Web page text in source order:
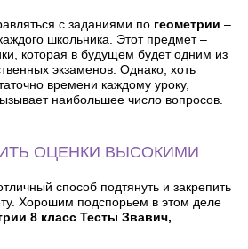
с заданиями по геометрии –
школьника. Этот предмет –
которая в будущем будет одним из
экзаменов. Однако, хоть
времени каждому уроку,
наибольшее число вопросов.
ОЦЕНКИ ВЫСОКИМИ
способ подтянуть и закрепить
Хорошим подспорьем в этом деле
8 класс Тесты Звавич,